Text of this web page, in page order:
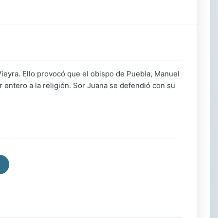
Ello provocó que el obispo de Puebla, Manuel
a la religión. Sor Juana se defendió con su